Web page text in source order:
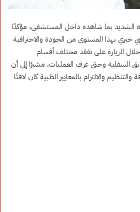
الشديد بما شاهده داخل المستشفى، مؤكدًا
بهذا المستوى من الجودة والاحترافية
الزيارة على تفقد مختلف أقسام
السفلية وحتى غرف العمليات، مشيرًا إلى أن
والالتزام بالمعايير الطبية كان لافتًا